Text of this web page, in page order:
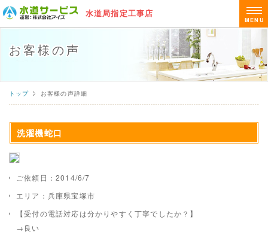
水道局指定工事店
MENU
お客様の声
トップ お客様の声詳細
洗濯機蛇口
ご依頼日：2014/6/7
エリア：兵庫県宝塚市
【受付の電話対応は分かりやすく丁寧でしたか？】
→良い